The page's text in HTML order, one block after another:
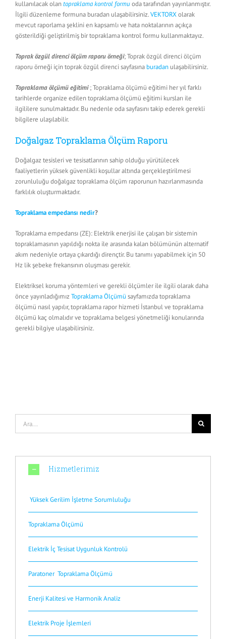
kullanılacak olantopraklama kontrol formuoda tarafından yayınlanmıştır.
İlgili düzenleme formuna buradan ulaşabilirsiniz.VEKTORXolarak
mevcut raporlama şeklini en kapsamlı ve hata noktalarının açıkça
gösterildiği geliştirilmiş bir topraklama kontrol formu kullanmaktayız.
Toprak özgül direnci ölçüm raporu örneği; Toprak özgül direnci ölçüm
raporu örneği için toprak özgül direnci sayfasına buradan ulaşabilirsiniz.
Topraklama ölçümü eğitimi; Topraklama ölçümü eğitimi her yıl farklı
tarihlerde organize edilen topraklama ölçümü eğitimi kursları ile
ilgililere sunulmaktadır. Bu nedenle oda sayfasını takip ederek gerekli
bilgilere ulaşılabilir.
Doğalgaz Topraklama Ölçüm Raporu
Doğalgaz tesisleri ve tesisatlarının sahip olduğu yürütülecek
faaliyetlerin yüksek güvenlikli koşullar altında gerçekleştirilmesi
zorunluluğu doğalgaz topraklama ölçüm raporunun hazırlanmasında
farklılık oluşturmaktadır.
Topraklama empedansı nedir?
Topraklama empedansı (ZE): Elektrik enerjisi ile çalışan bir sistemin
topraklamasının yapıldığı nokta ile arasında kalan bölümünün alternatif
akım nedeniyle ortaya çıkardığı dirençtir. Bu tanımı yapabilmek için 50
Hz lik şebeke frekansının oluşması gerekir.
Elektriksel koruma yöntemleri ve gerekli ölçümler ile ilgili olarak daha
önce yayınladığımız Topraklama Ölçümü sayfamızda topraklama
ölçümü nasıl yapılır, topraklama rapor hizmeti İstanbul ve topraklama
ölçümü kaç olmalıdır ve topraklama belgesi yönetmeliği konularında
gerekli bilgiye ulaşabilirsiniz.
Hizmetlerimiz
Yüksek Gerilim İşletme Sorumluluğu
Topraklama Ölçümü
Elektrik İç Tesisat Uygunluk Kontrolü
Paratoner Topraklama Ölçümü
Enerji Kalitesi ve Harmonik Analiz
Elektrik Proje İşlemleri